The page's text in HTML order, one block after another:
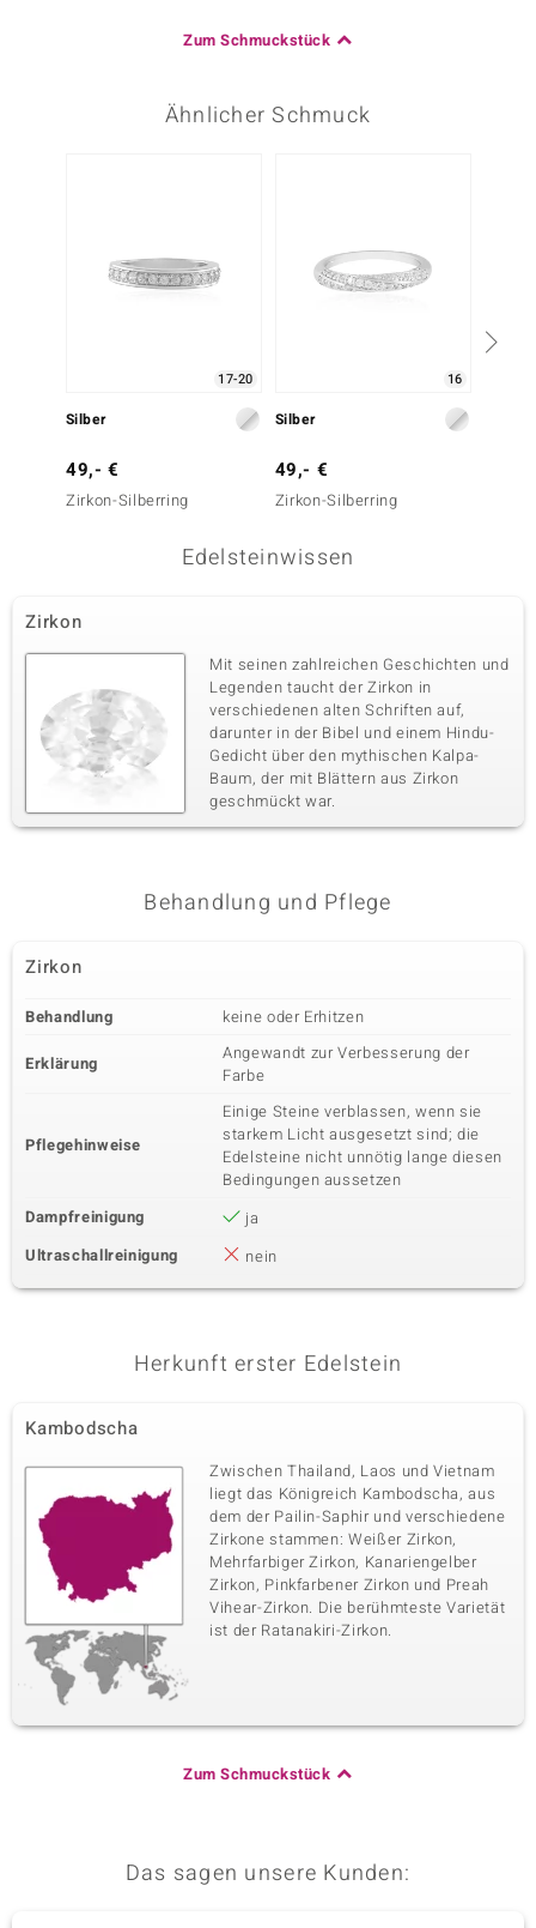
Zum Schmuckstück
Ähnlicher Schmuck
17-20
Silber
49,- €
Zirkon-Silberring
16
Silber
49,- €
Zirkon-Silberring
Edelsteinwissen
Zirkon
Mit seinen zahlreichen Geschichten und
Legenden taucht der Zirkon in
verschiedenen alten Schriften auf,
darunter in der Bibel und einem Hindu-
Gedicht über den mythischen Kalpa-
Baum, der mit Blättern aus Zirkon
geschmückt war.
Behandlung und Pflege
Zirkon
Behandlung keine oder Erhitzen
Erklärung
Angewandt zur Verbesserung der
Farbe
Pflegehinweise
Einige Steine verblassen, wenn sie
starkem Licht ausgesetzt sind; die
Edelsteine nicht unnötig lange diesen
Bedingungen aussetzen
Dampfreinigung
ja
Ultraschallreinigung
nein
Herkunft erster Edelstein
Kambodscha
Zwischen Thailand, Laos und Vietnam
liegt das Königreich Kambodscha, aus
dem der Pailin-Saphir und verschiedene
Zirkone stammen: Weißer Zirkon,
Mehrfarbiger Zirkon, Kanariengelber
Zirkon, Pinkfarbener Zirkon und Preah
Vihear-Zirkon. Die berühmteste Varietät
ist der Ratanakiri-Zirkon.
Zum Schmuckstück
Das sagen unsere Kunden: